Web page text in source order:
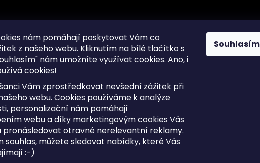
nám pomáhají poskytovat Vám co
z našeho webu. Kliknutím na bílé tlačítko s
nám umožníte využívat cookies. Ano, i
cookies!
Vám zprostředkovat nevšední zážitek při
webu. Cookies používáme k analýze
personalizační nám pomáhají
webu a díky marketingovým cookies Vás
pronásledovat otravné nerelevantní reklamy.
souhlas, můžete sledovat nabídky, které Vás
:-)
Souhlasím
osobních údajů
dotazy
cookies
Sitemap
Doprava a Platba
Postup vrácení zboží ve 30 denní
lhůtě
Obchodní podmínky
Upravit nastavení cookies